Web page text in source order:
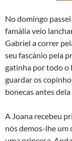
No domingo passei
famà­lia veio
Gabriel a correr
seu fascà­nio pela
gatinha por todo o
guardar os
bonecas antes dela
A Joana recebeu
nós demos-lhe um